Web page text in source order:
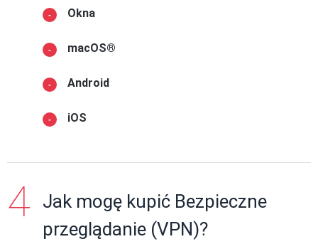
Okna
macOS®
Android
iOS
Jak mogę kupić Bezpieczne
przeglądanie (VPN)?